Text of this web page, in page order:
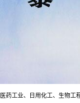
医药工业、日用化工、生物工